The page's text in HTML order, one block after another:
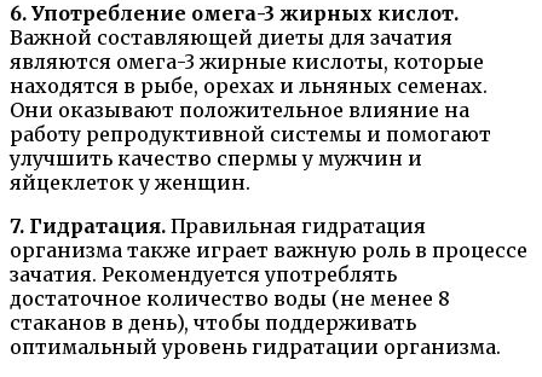
6. Употребление омега-3 жирных кислот.
Важной составляющей диеты для зачатия
являются омега-3 жирные кислоты, которые
находятся в рыбе, орехах и льняных семенах.
Они оказывают положительное влияние на
работу репродуктивной системы и помогают
улучшить качество спермы у мужчин и
яйцеклеток у женщин.
7. Гидратация. Правильная гидратация
организма также играет важную роль в процессе
зачатия. Рекомендуется употреблять
достаточное количество воды (не менее 8
стаканов в день), чтобы поддерживать
оптимальный уровень гидратации организма.